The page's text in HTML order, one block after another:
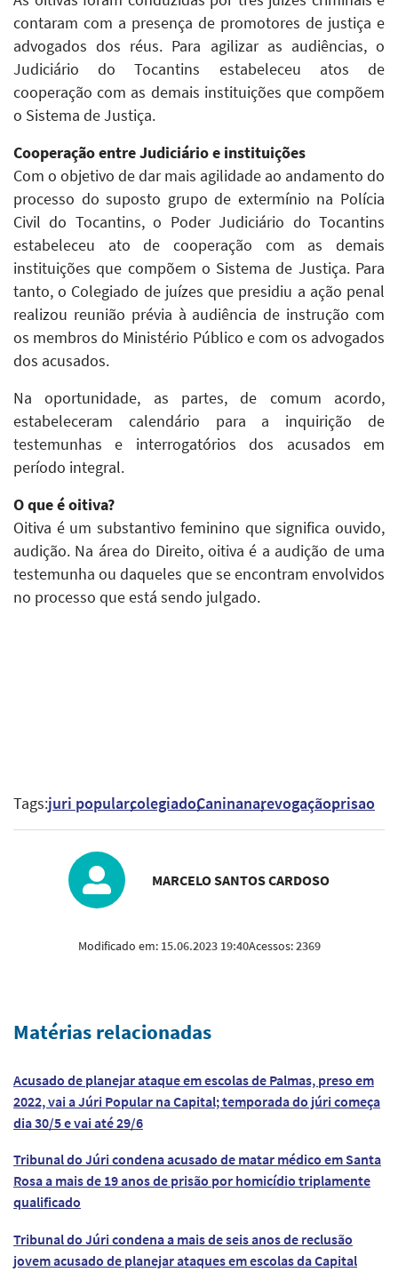
contaram com a presença de promotores de justiça e
advogados dos réus. Para agilizar as audiências, o
Judiciário do Tocantins estabeleceu atos de
cooperação com as demais instituições que compõem
o Sistema de Justiça.
Cooperação entre Judiciário e instituições
Com o objetivo de dar mais agilidade ao andamento do
processo do suposto grupo de extermínio na Polícia
Civil do Tocantins, o Poder Judiciário do Tocantins
estabeleceu ato de cooperação com as demais
instituições que compõem o Sistema de Justiça. Para
tanto, o Colegiado de juízes que presidiu a ação penal
realizou reunião prévia à audiência de instrução com
os membros do Ministério Público e com os advogados
dos acusados.
Na oportunidade, as partes, de comum acordo,
estabeleceram calendário para a inquirição de
testemunhas e interrogatórios dos acusados em
período integral.
O que é oitiva?
Oitiva é um substantivo feminino que significa ouvido,
audição. Na área do Direito, oitiva é a audição de uma
testemunha ou daqueles que se encontram envolvidos
no processo que está sendo julgado.
Tags:juri popularcolegiadoCaninanarevogaçãoprisao
MARCELO SANTOS CARDOSO
Modificado em: 15.06.2023 19:40Acessos:2369
Matérias relacionadas
Acusado de planejar ataque em escolas de Palmas, preso em
2022, vai a Júri Popular na Capital; temporada do júri começa
dia 30/5 e vai até 29/6
Tribunal do Júri condena acusado de matar médico em Santa
Rosa a mais de 19 anos de prisão por homicídio triplamente
qualificado
Tribunal do Júri condena a mais de seis anos de reclusão
jovem acusado de planejar ataques em escolas da Capital